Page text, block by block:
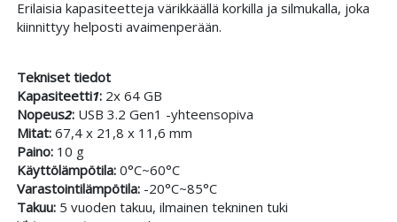
Erilaisia kapasiteetteja värikkäällä korkilla ja silmukalla, joka
kiinnittyy helposti avaimenperään.
Tekniset tiedot
Kapasiteetti1: 2x 64 GB
Nopeus2:USB 3.2 Gen1 -yhteensopiva
Mitat: 67,4 x 21,8 x 11,6 mm
Paino: 10 g
Käyttölämpötila:0°C~60°C
Varastointilämpötila: -20°C~85°C
Takuu:5 vuoden takuu, ilmainen tekninen tuki